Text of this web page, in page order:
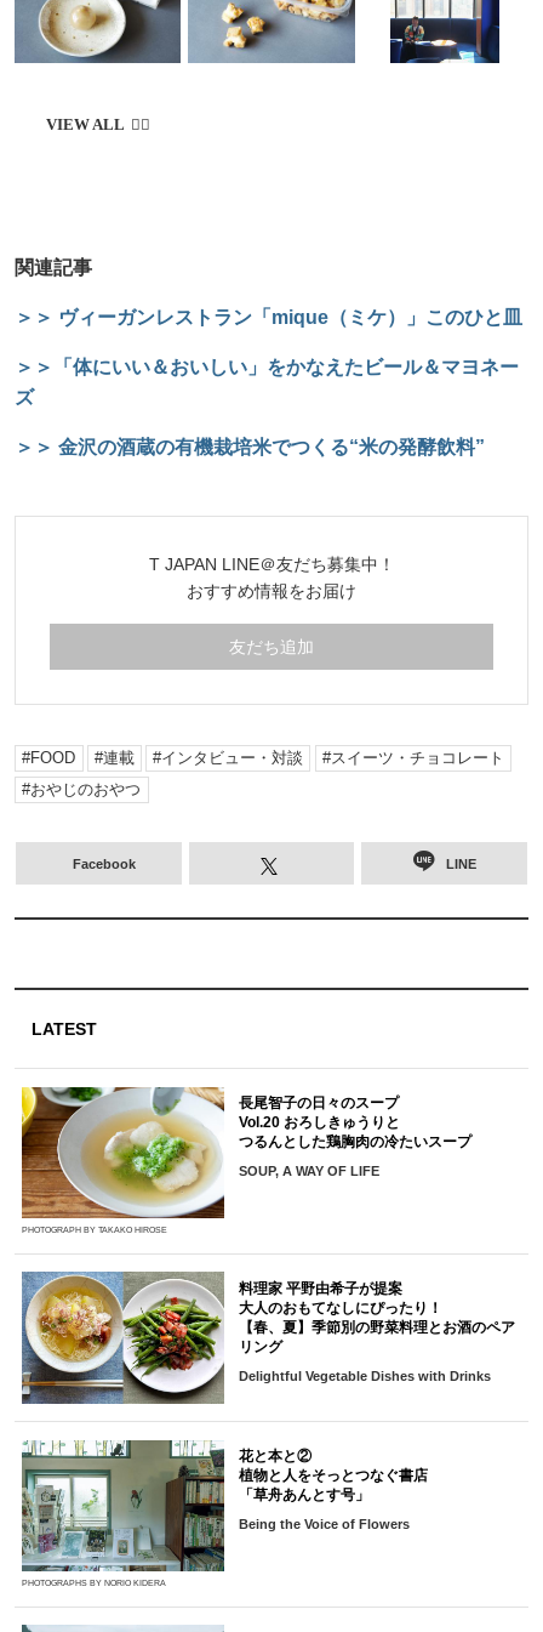
関連記事
＞＞ ヴィーガンレストラン「mique（ミケ）」このひと皿
＞＞「体にいい＆おいしい」をかなえたビール＆マヨネー
ズ
＞＞ 金沢の酒蔵の有機栽培米でつくる“米の発酵飲料”
T JAPAN LINE＠友だち募集中！
おすすめ情報をお届け
友だち追加
FOOD 連載 インタビュー・対談
スイーツ・チョコレート
おやじのおやつ
Facebook LINE
LATEST
PHOTOGRAPH BY TAKAKO HIROSE
長尾智子の日々のスープ
Vol.20 おろしきゅうりと
つるんとした鶏胸肉の冷たいスープ
SOUP, A WAY OF LIFE
料理家 平野由希子が提案
大人のおもてなしにぴったり！
【春、夏】季節別の野菜料理とお酒のペア
リング
Delightful Vegetable Dishes with Drinks
PHOTOGRAPHS BY NORIO KIDERA
花と本と②
植物と人をそっとつなぐ書店
「草舟あんとす号」
Being the Voice of Flowers